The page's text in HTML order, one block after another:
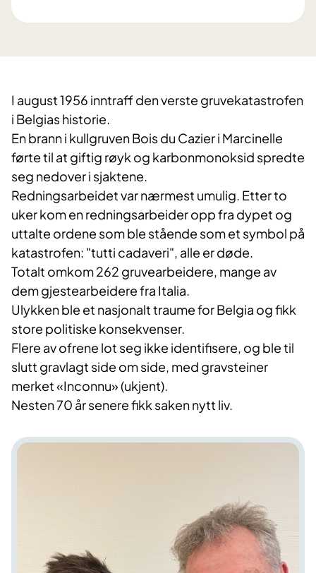
I august 1956 inntraff den verste gruvekatastrofen
i Belgias historie.
En brann i kullgruven Bois du Cazier i Marcinelle
førte til at giftig røyk og karbonmonoksid spredte
seg nedover i sjaktene.
Redningsarbeidet var nærmest umulig. Etter to
uker kom en redningsarbeider opp fra dypet og
uttalte ordene som ble stående som et symbol på
katastrofen: "tutti cadaveri", alle er døde.
Totalt omkom 262 gruvearbeidere, mange av
dem gjestearbeidere fra Italia.
Ulykken ble et nasjonalt traume for Belgia og fikk
store politiske konsekvenser.
Flere av ofrene lot seg ikke identifisere, og ble til
slutt gravlagt side om side, med gravsteiner
merket «Inconnu» (ukjent).
Nesten 70 år senere fikk saken nytt liv.